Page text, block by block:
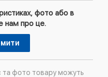
фото або в
нам про це.
та фото товару можуть